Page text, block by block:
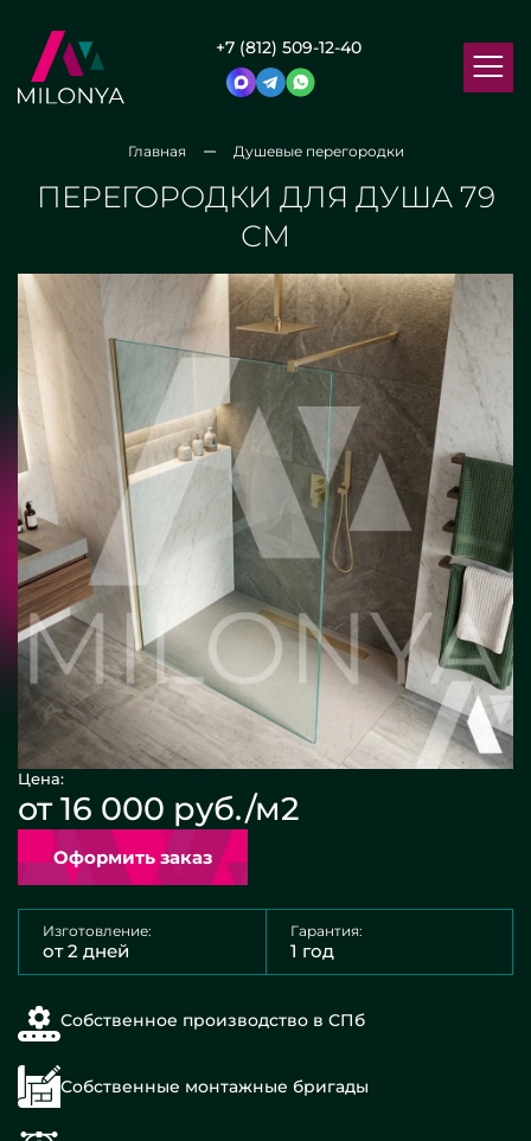
+7 (812) 509-12-40
Главная Душевые перегородки
ПЕРЕГОРОДКИ ДЛЯ ДУША 79
СМ
Цена:
от 16 000 руб./м2
Оформить заказ
Изготовление:
от 2 дней
Гарантия:
1 год
Собственное производство в СПб
Собственные монтажные бригады